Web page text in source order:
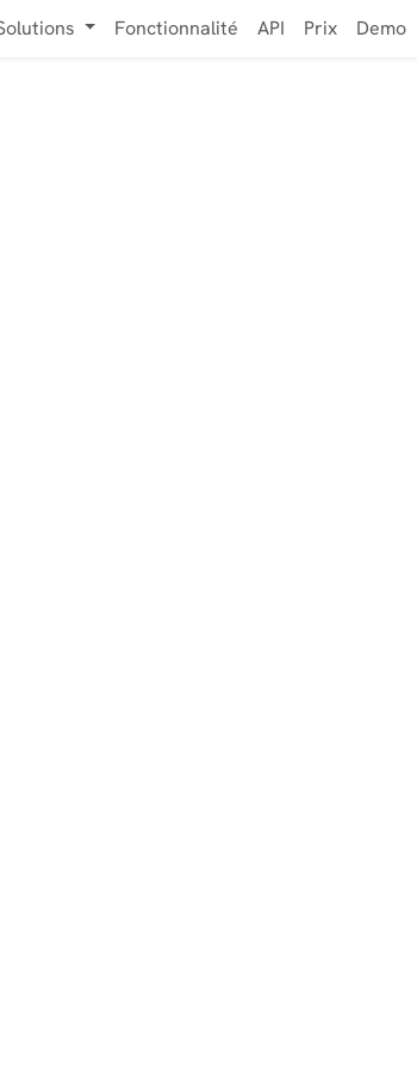
Fonctionnalité API Prix Demo